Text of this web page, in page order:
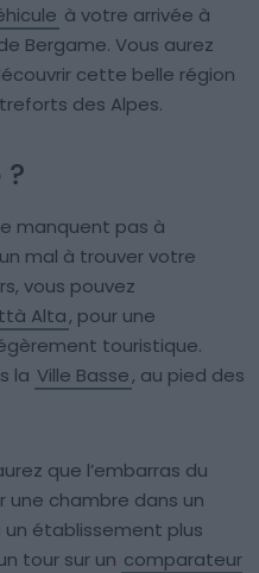
à votre arrivée à
Bergame. Vous aurez
cette belle région
des Alpes.
?
manquent pas à
mal à trouver votre
vous pouvez
Alta, pour une
touristique.
la Ville Basse, au pied des
que l’embarras du
une chambre dans un
établissement plus
tour sur un comparateur